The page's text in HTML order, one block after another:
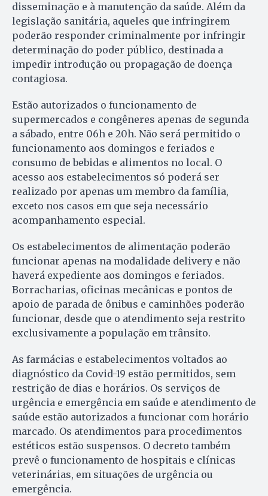
disseminação e à manutenção da saúde. Além da
legislação sanitária, aqueles que infringirem
poderão responder criminalmente por infringir
determinação do poder público, destinada a
impedir introdução ou propagação de doença
contagiosa.
Estão autorizados o funcionamento de
supermercados e congêneres apenas de segunda
a sábado, entre 06h e 20h. Não será permitido o
funcionamento aos domingos e feriados e
consumo de bebidas e alimentos no local. O
acesso aos estabelecimentos só poderá ser
realizado por apenas um membro da família,
exceto nos casos em que seja necessário
acompanhamento especial.
Os estabelecimentos de alimentação poderão
funcionar apenas na modalidade delivery e não
haverá expediente aos domingos e feriados.
Borracharias, oficinas mecânicas e pontos de
apoio de parada de ônibus e caminhões poderão
funcionar, desde que o atendimento seja restrito
exclusivamente a população em trânsito.
As farmácias e estabelecimentos voltados ao
diagnóstico da Covid-19 estão permitidos, sem
restrição de dias e horários. Os serviços de
urgência e emergência em saúde e atendimento de
saúde estão autorizados a funcionar com horário
marcado. Os atendimentos para procedimentos
estéticos estão suspensos. O decreto também
prevê o funcionamento de hospitais e clínicas
veterinárias, em situações de urgência ou
emergência.